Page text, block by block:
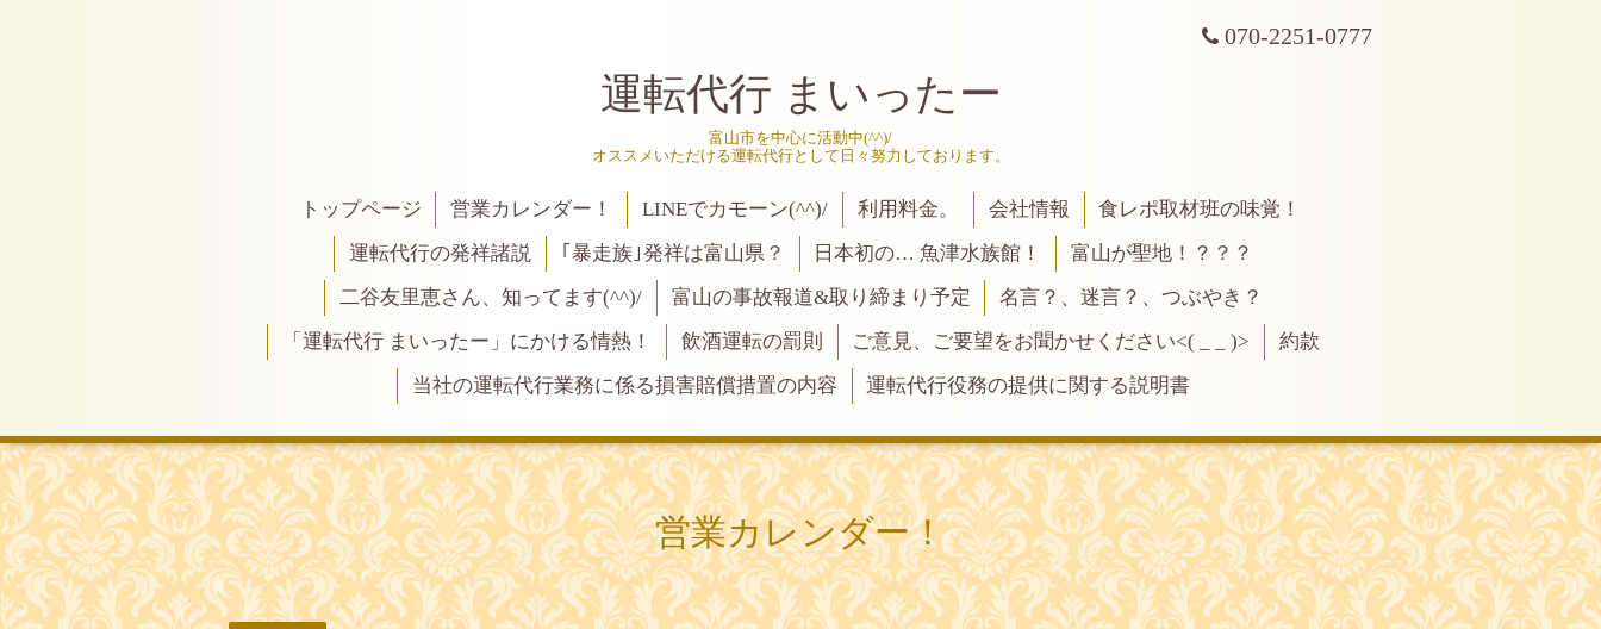
070-2251-0777
運転代行 まいったー
富山市を中心に活動中(^^)/
オススメいただける運転代行として日々努力しております。
トップページ 営業カレンダー！ LINEでカモーン(^^)/ 利用料金。 会社情報
食レポ取材班の味覚！
運転代行の発祥諸説
｢暴走族｣発祥は富山県？ 日本初の… 魚津水族館！
富山が聖地！？？？
二谷友里恵さん、知ってます(^^)/
富山の事故報道&取り締まり予定
名言？、迷言？、つぶやき？
「運転代行 まいったー」にかける情熱！
飲酒運転の罰則 ご意見、ご要望をお聞かせください<( _ _ )>
約款
当社の運転代行業務に係る損害賠償措置の内容
運転代行役務の提供に関する説明書
営業カレンダー！